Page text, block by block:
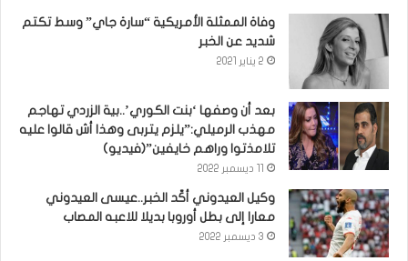
وفاة الممثلة الأمريكية “سارة جاي” وسط تكتم
شديد عن الخبر
2 يناير 2021
بعد أن وصفها ‘بنت الكوري’..بية الزردي تهاجم
مهذب الرميلي:”يلزم يتربى وهذا أش قالوا عليه
تلامذتوا وراهم خايفين”(فيديو)
وكيل العيدوني أكّد الخبر..عيسى العيدوني
معارا إلى بطل أوروبا بديلا للاعبه المصاب
3 ديسمبر 2022